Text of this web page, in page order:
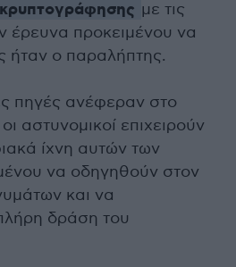
κρυπτογράφησης με τις
έρευνα προκειμένου να
ήταν ο παραλήπτης.
πηγές ανέφεραν στο
αστυνομικοί επιχειρούν
ίχνη αυτών των
να οδηγηθούν στον
και να
δράση του